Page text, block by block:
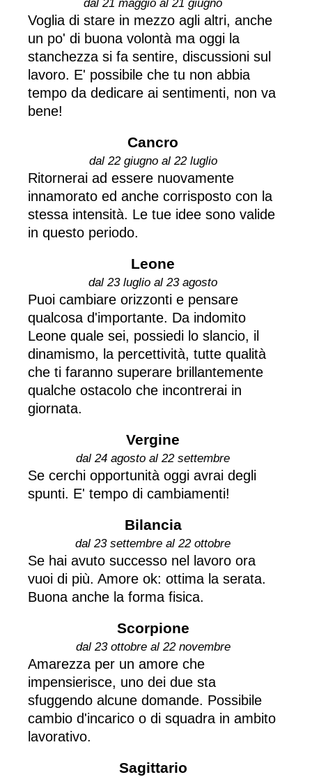
dal 21 maggio al 21 giugno
Voglia di stare in mezzo agli altri, anche
un po' di buona volontà ma oggi la
stanchezza si fa sentire, discussioni sul
lavoro. E' possibile che tu non abbia
tempo da dedicare ai sentimenti, non va
bene!
Cancro
dal 22 giugno al 22 luglio
Ritornerai ad essere nuovamente
innamorato ed anche corrisposto con la
stessa intensità. Le tue idee sono valide
in questo periodo.
Leone
dal 23 luglio al 23 agosto
Puoi cambiare orizzonti e pensare
qualcosa d'importante. Da indomito
Leone quale sei, possiedi lo slancio, il
dinamismo, la percettività, tutte qualità
che ti faranno superare brillantemente
qualche ostacolo che incontrerai in
giornata.
Vergine
dal 24 agosto al 22 settembre
Se cerchi opportunità oggi avrai degli
spunti. E' tempo di cambiamenti!
Bilancia
dal 23 settembre al 22 ottobre
Se hai avuto successo nel lavoro ora
vuoi di più. Amore ok: ottima la serata.
Buona anche la forma fisica.
Scorpione
dal 23 ottobre al 22 novembre
Amarezza per un amore che
impensierisce, uno dei due sta
sfuggendo alcune domande. Possibile
cambio d'incarico o di squadra in ambito
lavorativo.
Sagittario